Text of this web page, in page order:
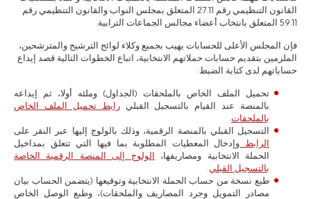
القانون التنظيمي رقم 27.11 المتعلق بمجلس النواب والقانون التنظيمي رقم
59.11 المتعلق بانتخاب أعضاء مجالس الجماعات الترابية.
فإن المجلس الأعلى للحسابات يهيب بجميع وكلاء لوائح الترشيح والمترشحين،
الملزمين بتقديم حسابات حملاتهم الانتخابية، اتباع الخطوات التالية قصد إيداع
حساباتهم لدى كتابة الضبط:
تحميل الملف الخاص بالملحقات (الجداول) وملئه أولا، ثم إيداعه
بالمنصة عند القيام بالتسجيل القبليرابط تحميل الملف الخاص
بالملحقات
التسجيل القبلي بالمنصة الرقمية، وذلك بالولوج إليها عبر النقر على
الرابط وإدخال المعطيات المطلوبة بما فيها التي تتعلق بمداخيل
الحملة الانتخابية ومصاريفها، الولوج إلى المنصة الرقمية الخاصة
بالتسجيل القبلي
طبع نسخة من حساب الحملة الانتخابية وتوقيعها (يتضمن الحساب بيان
مصادر التمويل وجرد المصاريف والملحقات)، وطبع الوصل الخاص